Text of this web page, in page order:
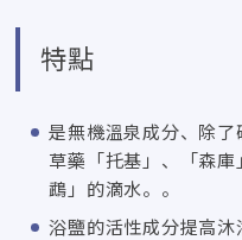
特點
是無機溫泉成分、除
草藥「托基」、「森
鵡」的滴水。。
浴鹽的活性成分提高